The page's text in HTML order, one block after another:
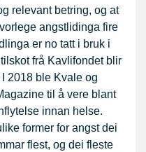
relevant betring, og at
angstlidinga fire
er no tatt i bruk i
frå Kavlifondet blir
2018 ble Kvale og
til å vere blant
innan helse.
former for angst dei
flest, og dei fleste